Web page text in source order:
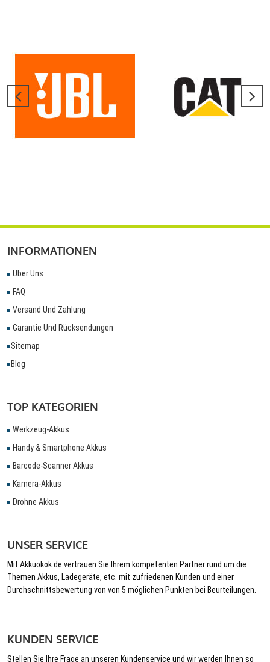
INFORMATIONEN
Über Uns
FAQ
Versand Und Zahlung
Garantie Und Rücksendungen
Sitemap
Blog
TOP KATEGORIEN
Werkzeug-Akkus
Handy & Smartphone Akkus
Barcode-Scanner Akkus
Kamera-Akkus
Drohne Akkus
UNSER SERVICE
Mit Akkuokok.de vertrauen Sie Ihrem kompetenten Partner rund um die
Themen Akkus, Ladegeräte, etc. mit zufriedenen Kunden und einer
Durchschnittsbewertung von von 5 möglichen Punkten bei Beurteilungen.
KUNDEN SERVICE
Stellen Sie Ihre Frage an unseren Kundenservice und wir werden Ihnen so